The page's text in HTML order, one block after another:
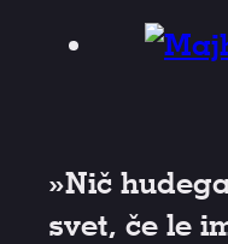
»Nič
svet, če le